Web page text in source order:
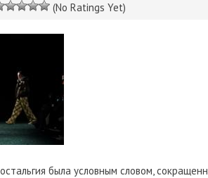
(No Ratings Yet)
была условным словом,